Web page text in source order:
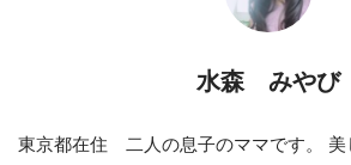
水森 みやび
東京都在住 二人の息子のママです。 美